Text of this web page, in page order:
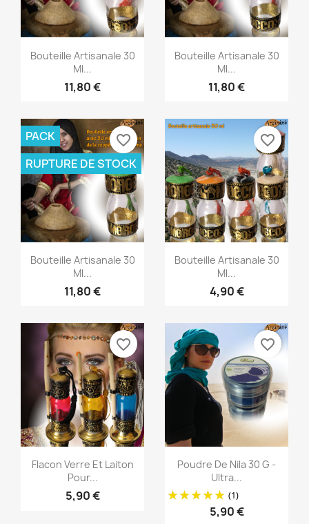
Aperçu rapide
Bouteille Artisanale 30
Ml...
11,80 €
Aperçu rapide
Bouteille Artisanale 30
Ml...
11,80 €
Aperçu rapide
Bouteille Artisanale 30
Ml...
11,80 €
PACK
RUPTURE DE STOCK
favorite_border
Aperçu rapide
Bouteille Artisanale 30
Ml...
4,90 €
favorite_border
Aperçu rapide
Flacon Verre Et Laiton
Pour...
5,90 €
favorite_border
Aperçu rapide
Poudre De Nila 30 G -
Ultra...
(1)
5,90 €
favorite_border